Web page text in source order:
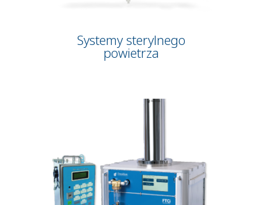
Systemy sterylnego
powietrza